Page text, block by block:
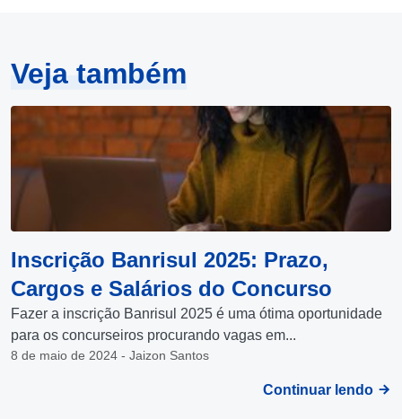
Veja também
Inscrição Banrisul 2025: Prazo,
Cargos e Salários do Concurso
Fazer a inscrição Banrisul 2025 é uma ótima oportunidade
para os concurseiros procurando vagas em...
8 de maio de 2024 - Jaizon Santos
Continuar lendo